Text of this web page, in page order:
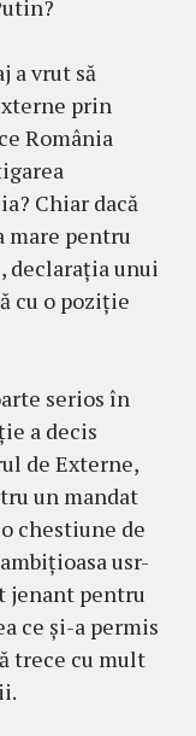
a vrut să
prin
România
Chiar dacă
mare pentru
declarația unui
cu o poziție
serios în
a decis
de Externe,
un mandat
chestiune de
usr-
jenant pentru
ce și-a permis
trece cu mult